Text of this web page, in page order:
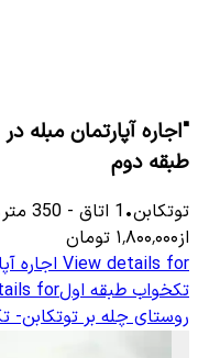
"اجاره آپارتمان مبله
طبقه دوم
توتكابن•
1 اتاق -
350 متر
از۱٬۸۰۰٬۰۰۰ تومان
View details for اجاره
تکخواب طبقه اولfor
روستای چله بر توتکابن-